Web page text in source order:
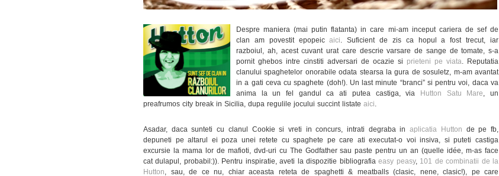
Despre maniera (mai putin flatanta) in care mi-am inceput cariera de sef de
clan am povestit epopeicaici
. Suficient de zis ca hopul a fost trecut, iar
razboiul, ah, acest cuvant urat care descrie varsare de sange de tomate, s-a
pornit ghebos intre cinstiti adversari de ocazie si prieteni pe viata . Reputatia
clanului spaghetelor onorabile odata stearsa la gura de sosuletz, m-am avantat
in a gati ceva cu spaghete (doh!). Un last minute “branci” si pentru voi, daca va
anima la un fel gandul ca ati putea castiga, via Hutton Satu Mare
, un
preafrumos city break in Sicilia, dupa regulile jocului succint listate aici
Asadar, daca sunteti cu clanul Cookie si vreti in concurs, intrati degraba inaplicatia Hutton de pe fb,
depuneti pe altarul ei poza unei retete cu spaghete pe care ati executat-o voi insiva, si puteti castiga
excursie la mama lor de mafioti, dvd-uri cu The Godfather sau paste pentru un an (quelle idée, m-as face
cat dulapul, probabil:)). Pentru inspiratie, aveti la dispozitie bibliografiaeasy peasy, 101 de combinatii de la
Hutton , sau, de ce nu, chiar aceasta reteta de spaghetti & meatballs (clasic, nene, clasic!), pe care